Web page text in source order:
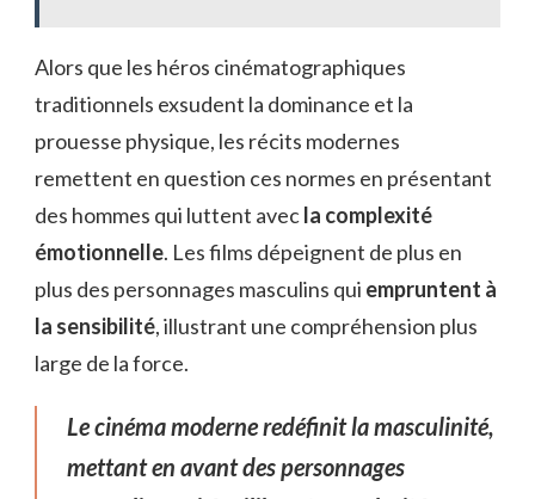
Alors que les héros cinématographiques
traditionnels exsudent la dominance et la
prouesse physique, les récits modernes
remettent en question ces normes en présentant
des hommes qui luttent avecla complexité
émotionnelle. Les films dépeignent de plus en
plus des personnages masculins qui empruntent à
la sensibilité, illustrant une compréhension plus
large de la force.
Le cinéma moderne redéfinit la masculinité,
mettant en avant des personnages